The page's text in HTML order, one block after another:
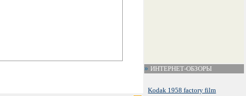
ИНТЕРНЕТ-ОБЗОРЫ
Kodak 1958 factory film